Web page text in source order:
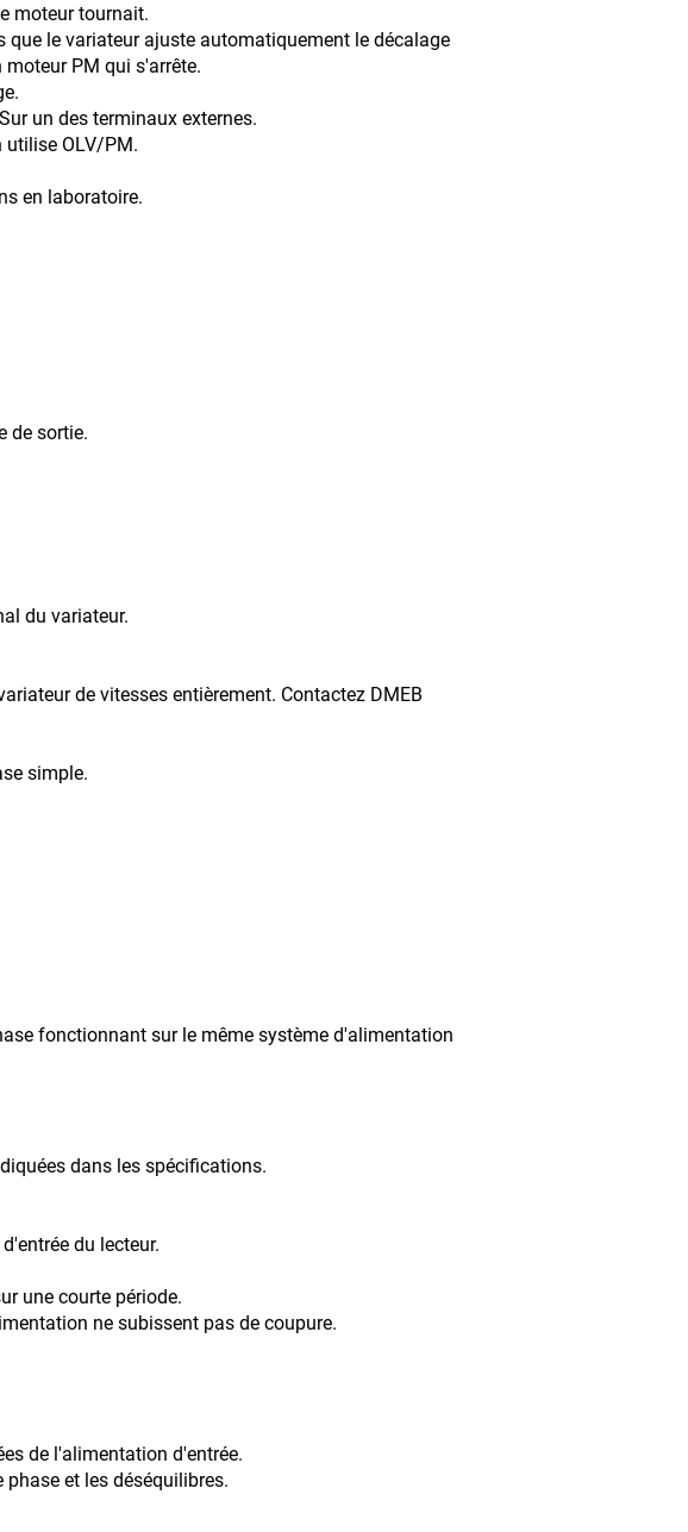
moteur tournait.
le variateur ajuste automatiquement le décalage
PM qui s'arrête.
un des terminaux externes.
OLV/PM.
en laboratoire.
de sortie.
du variateur.
de vitesses entièrement. Contactez DMEB
simple.
fonctionnant sur le même système d'alimentation
dans les spécifications.
du lecteur.
une courte période.
ne subissent pas de coupure.
de l'alimentation d'entrée.
et les déséquilibres.